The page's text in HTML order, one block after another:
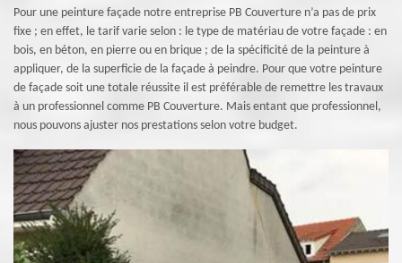
Pour une peinture façade notre entreprise PB Couverture n’a pas de prix
fixe ; en effet, le tarif varie selon : le type de matériau de votre façade : en
bois, en béton, en pierre ou en brique ; de la spécificité de la peinture à
appliquer, de la superficie de la façade à peindre. Pour que votre peinture
de façade soit une totale réussite il est préférable de remettre les travaux
à un professionnel comme PB Couverture. Mais entant que professionnel,
nous pouvons ajuster nos prestations selon votre budget.